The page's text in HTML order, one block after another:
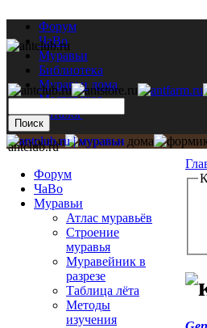
Форум
ЧаВо
Муравьи
Библиотека
Муравьи дома
Мастерская
Каталог
antclub.ru
Форум
ЧаВо
Муравьи
Атлас муравьёв
Строение
муравья
Муравейник в
разрезе
Таблица лёта
Методы
изучения